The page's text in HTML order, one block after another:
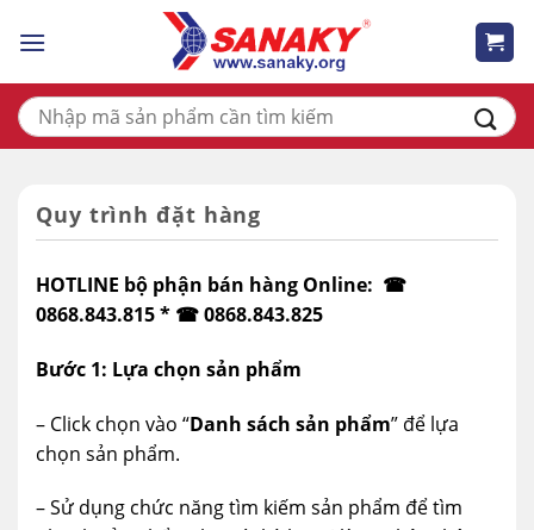
Tìm
kiếm:
Quy trình đặt hàng
HOTLINE bộ phận bán hàng Online: ☎
0868.843.815 * ☎ 0868.843.825
Bước 1: Lựa chọn sản phẩm
– Click chọn vào “Danh sách sản phẩm” để lựa
chọn sản phẩm.
– Sử dụng chức năng tìm kiếm sản phẩm để tìm